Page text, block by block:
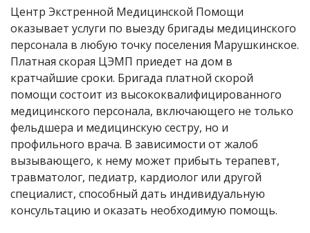
Центр Экстренной Медицинской Помощи
оказывает услуги по выезду бригады медицинского
персонала в любую точку поселения Марушкинское.
Платная скорая ЦЭМП приедет на дом в
кратчайшие сроки. Бригада платной скорой
помощи состоит из высококвалифицированного
медицинского персонала, включающего не только
фельдшера и медицинскую сестру, но и
профильного врача. В зависимости от жалоб
вызывающего, к нему может прибыть терапевт,
травматолог, педиатр, кардиолог или другой
специалист, способный дать индивидуальную
консультацию и оказать необходимую помощь.